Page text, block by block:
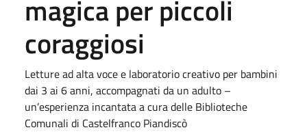
magica per piccoli
coraggiosi
Letture ad alta voce e laboratorio creativo per bambini
dai 3 ai 6 anni, accompagnati da un adulto –
un’esperienza incantata a cura delle Biblioteche
Comunali di Castelfranco Piandiscò